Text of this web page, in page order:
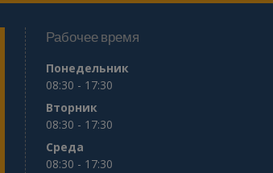
Рабочее время
Понедельник
08:30 - 17:30
Вторник
08:30 - 17:30
Среда
08:30 - 17:30